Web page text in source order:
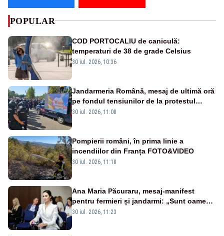
POPULAR
COD PORTOCALIU de caniculă:
temperaturi de 38 de grade Celsius
30 iul. 2026, 10:36
Jandarmeria Română, mesaj de ultimă oră
pe fondul tensiunilor de la protestul
masiv al fermierilor - VIDEO
30 iul. 2026, 11:08
Pompierii români, în prima linie a
incendiilor din Franța FOTO&VIDEO
30 iul. 2026, 11:18
Ana Maria Păcuraru, mesaj-manifest
pentru fermieri și jandarmi: „Sunt oameni
disperați, nu sunt răufăcători”
30 iul. 2026, 11:23